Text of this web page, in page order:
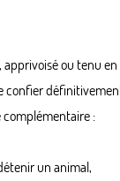
ou tenu
confier
:
un animal,